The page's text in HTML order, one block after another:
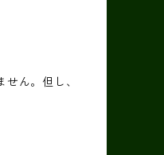
ん。但し、